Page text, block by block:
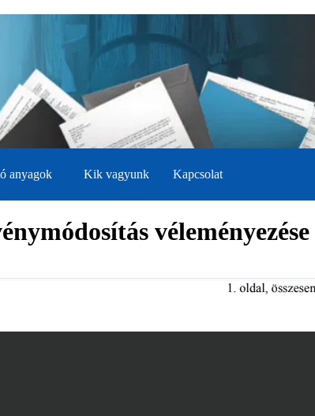
anyagok Kik vagyunk Kapcsolat
véleményezése